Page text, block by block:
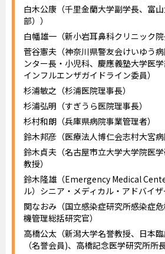
白木公康（千里金蘭大学副学長、富
部））
白幡雄一（新小岩耳鼻科クリニック院
菅谷憲夫（神奈川県警友会けいゆう
ンター長・小児科、慶應義塾大学医
インフルエンザガイドライン委員）
杉浦敏之（杉浦医院理事長）
杉浦弘明（すぎうら医院理事長）
杉村和朗（兵庫県病院事業管理者）
鈴木邦彦（医療法人博仁会志村大宮病
鈴木貞夫（名古屋市立大学大学院医
教授）
鈴木隆雄（Emergency Medical
ル）シニア・メディカル・アドバイザ
関なおみ（国立感染症研究所感染症
機管理総括研究官）
高橋公太（新潟大学名誉教授、日本
（名誉会員)、高橋記念医学研究所所長